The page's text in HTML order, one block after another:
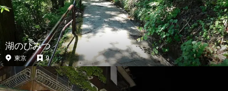
湖のひみつ
東京 9